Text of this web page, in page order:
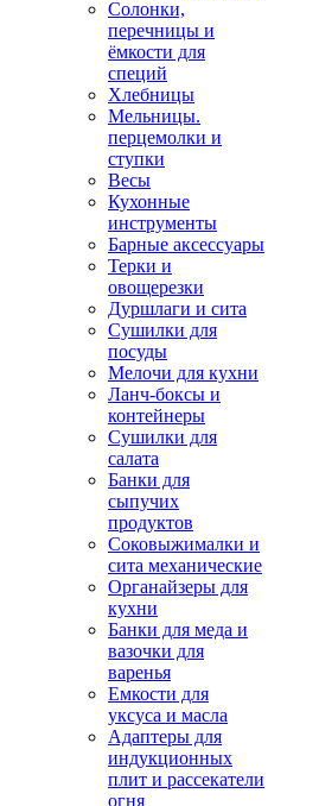
Солонки,
перечницы и
ёмкости для
специй
Хлебницы
Мельницы.
перцемолки и
ступки
Весы
Кухонные
инструменты
Барные аксессуары
Терки и
овощерезки
Дуршлаги и сита
Сушилки для
посуды
Мелочи для кухни
Ланч-боксы и
контейнеры
Сушилки для
салата
Банки для
сыпучих
продуктов
Соковыжималки и
сита механические
Органайзеры для
кухни
Банки для меда и
вазочки для
варенья
Емкости для
уксуса и масла
Адаптеры для
индукционных
плит и рассекатели
огня